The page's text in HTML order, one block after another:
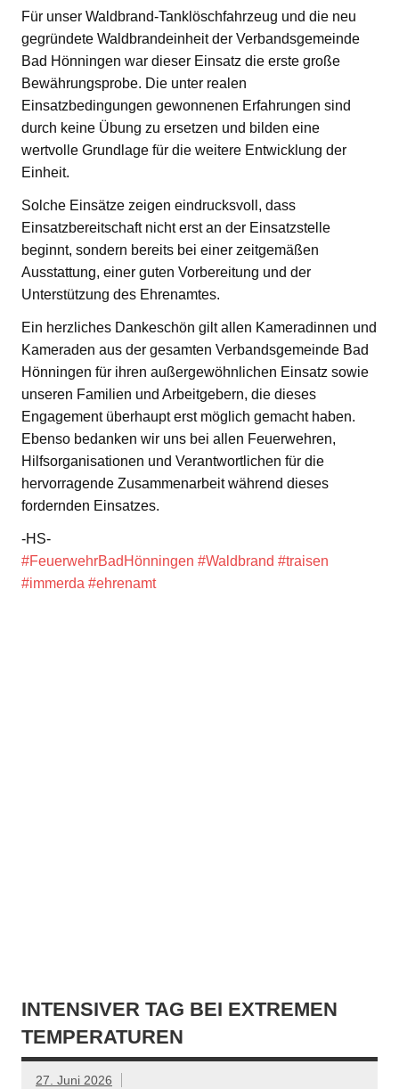
Für unser Waldbrand-Tanklöschfahrzeug und die neu
gegründete Waldbrandeinheit der Verbandsgemeinde
Bad Hönningen war dieser Einsatz die erste große
Bewährungsprobe. Die unter realen
Einsatzbedingungen gewonnenen Erfahrungen sind
durch keine Übung zu ersetzen und bilden eine
wertvolle Grundlage für die weitere Entwicklung der
Einheit.
Solche Einsätze zeigen eindrucksvoll, dass
Einsatzbereitschaft nicht erst an der Einsatzstelle
beginnt, sondern bereits bei einer zeitgemäßen
Ausstattung, einer guten Vorbereitung und der
Unterstützung des Ehrenamtes.
Ein herzliches Dankeschön gilt allen Kameradinnen und
Kameraden aus der gesamten Verbandsgemeinde Bad
Hönningen für ihren außergewöhnlichen Einsatz sowie
unseren Familien und Arbeitgebern, die dieses
Engagement überhaupt erst möglich gemacht haben.
Ebenso bedanken wir uns bei allen Feuerwehren,
Hilfsorganisationen und Verantwortlichen für die
hervorragende Zusammenarbeit während dieses
fordernden Einsatzes.
-HS-
#FeuerwehrBadHönningen #Waldbrand #traisen
#immerda #ehrenamt
INTENSIVER TAG BEI EXTREMEN
TEMPERATUREN
27. Juni 2026